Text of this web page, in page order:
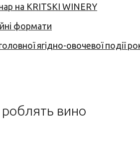
на KRITSKI WINERY
формати
ягідно-овочевої події
вино